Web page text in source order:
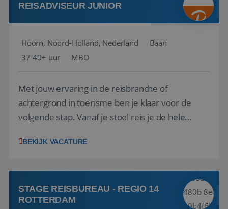
REISADVISEUR JUNIOR
Hoorn, Noord-Holland, Nederland
Baan
37-40+ uur
MBO
Met jouw ervaring in de reisbranche of
achtergrond in toerisme ben je klaar voor de
volgende stap. Vanaf je stoel reis je de hele
wensen van je team, je klant en wat er in de
klanten te overtuigen om die droomreis te
boeken! ...
BEKIJK VACATURE
STAGE REISBUREAU - REGIO 14
ROTTERDAM